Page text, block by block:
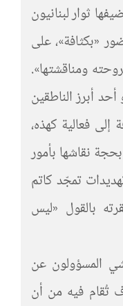
ثوار لبنانيون
«بكثافة»، على
ومناقشتها».
أبرز الناطقين
إلى فعالية كهذه،
نقاشها بأمور
تمجّد كاتم
بالقول «ليس
المسؤولون عن
تُقام فيه من أن